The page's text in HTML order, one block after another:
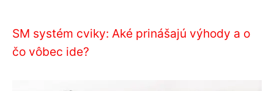
SM systém cviky: Aké prinášajú výhody a o
čo vôbec ide?